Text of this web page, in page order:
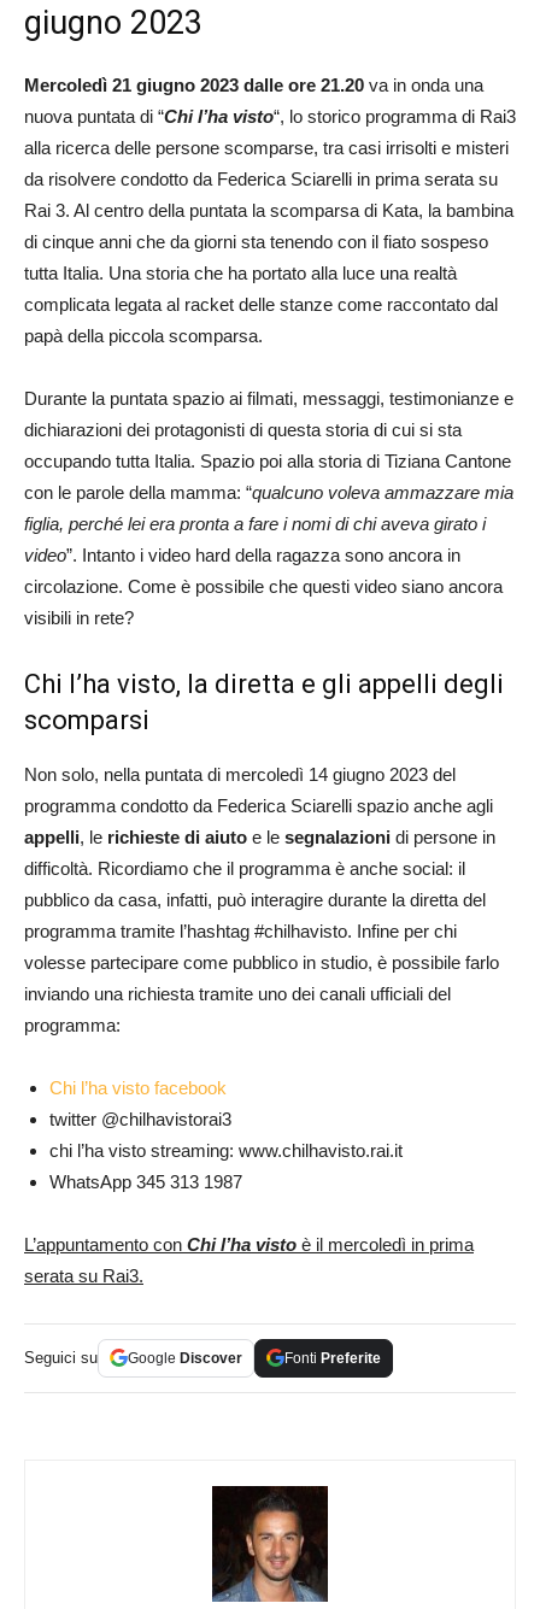
giugno 2023
Mercoledì 21 giugno 2023 dalle ore 21.20 va in onda una
nuova puntata di “Chi l’ha visto“, lo storico programma di Rai3
alla ricerca delle persone scomparse, tra casi irrisolti e misteri
da risolvere condotto da Federica Sciarelli in prima serata su
Rai 3. Al centro della puntata la scomparsa di Kata, la bambina
di cinque anni che da giorni sta tenendo con il fiato sospeso
tutta Italia. Una storia che ha portato alla luce una realtà
complicata legata al racket delle stanze come raccontato dal
papà della piccola scomparsa.
Durante la puntata spazio ai filmati, messaggi, testimonianze e
dichiarazioni dei protagonisti di questa storia di cui si sta
occupando tutta Italia. Spazio poi alla storia di Tiziana Cantone
con le parole della mamma: “qualcuno voleva ammazzare mia
figlia, perché lei era pronta a fare i nomi di chi aveva girato i
video”. Intanto i video hard della ragazza sono ancora in
circolazione. Come è possibile che questi video siano ancora
visibili in rete?
Chi l’ha visto, la diretta e gli appelli degli
scomparsi
Non solo, nella puntata di mercoledì 14 giugno 2023 del
programma condotto da Federica Sciarelli spazio anche agli
appelli, le richieste di aiuto e le segnalazioni di persone in
difficoltà. Ricordiamo che il programma è anche social: il
pubblico da casa, infatti, può interagire durante la diretta del
programma tramite l’hashtag #chilhavisto. Infine per chi
volesse partecipare come pubblico in studio, è possibile farlo
inviando una richiesta tramite uno dei canali ufficiali del
programma:
Chi l’ha visto facebook
twitter @chilhavistorai3
chi l’ha visto streaming: www.chilhavisto.rai.it
WhatsApp 345 313 1987
L’appuntamento con Chi l’ha visto è il mercoledì in prima
serata su Rai3.
Seguici su Google Discover Fonti Preferite